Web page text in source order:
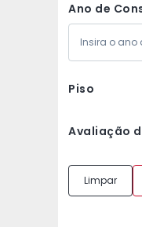
Ano de
Piso
Avaliação
Limpar